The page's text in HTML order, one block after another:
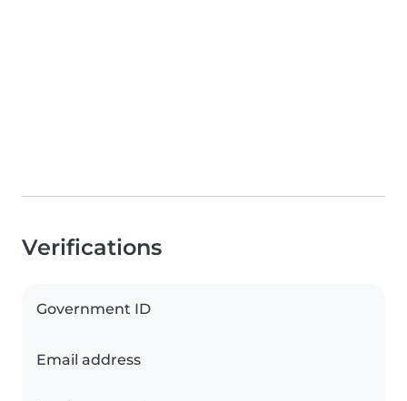
Verifications
Government ID
Email address